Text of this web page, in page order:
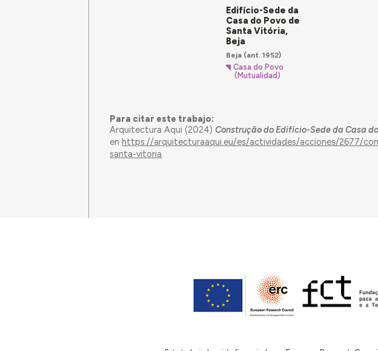
Edifício-Sede da
Casa do Povo de
Santa Vitória,
Beja
Beja(ant. 1952)
Casa do Povo
(Mutualidad)
Para citar este trabajo:
Arquitectura Aqui (2024)Construção do Edifício-Sede da Casa
enhttps://arquitecturaaqui.eu/es/actividades/acciones/2677/
santa-vitoria